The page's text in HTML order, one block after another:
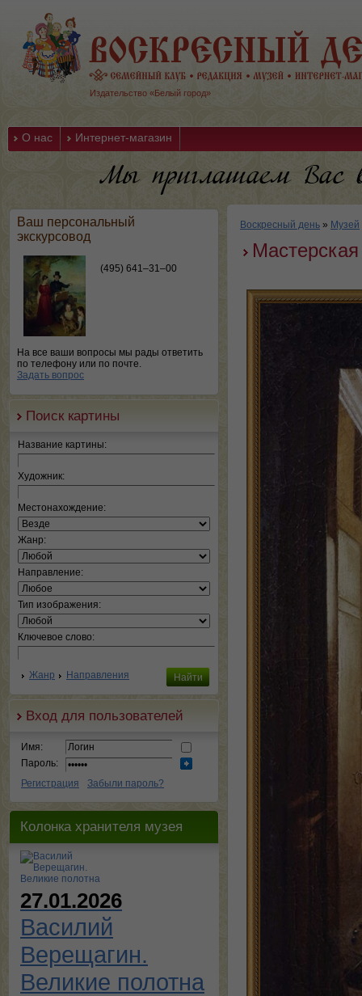
Издательство «Белый город»
О нас Интернет-магазин
Ваш персональный
экскурсовод
(495) 641–31–00
На все ваши вопросы мы рады ответить
по телефону или по почте.
Задать вопрос
Поиск картины
Название картины:
Художник:
Местонахождение:
Жанр:
Направление:
Тип изображения:
Ключевое слово:
Жанр Направления
Вход для пользователей
Имя:
Пароль:
Регистрация
Забыли пароль?
Колонка хранителя музея
27.01.2026
Василий
Верещагин.
Великие полотна
Воскресный день » Музей